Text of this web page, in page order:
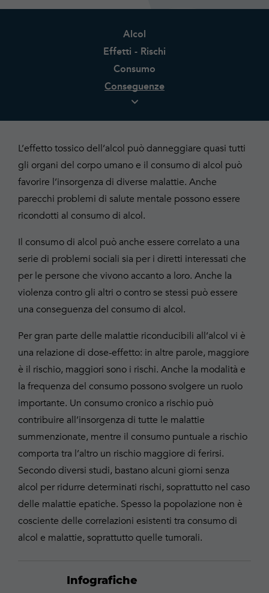
Alcol
Effetti - Rischi
Consumo
Conseguenze
L’effetto tossico dell’alcol può danneggiare quasi tutti
gli organi del corpo umano e il consumo di alcol può
favorire l’insorgenza di diverse malattie. Anche
parecchi problemi di salute mentale possono essere
ricondotti al consumo di alcol.
Il consumo di alcol può anche essere correlato a una
serie di problemi sociali sia per i diretti interessati che
per le persone che vivono accanto a loro. Anche la
violenza contro gli altri o contro se stessi può essere
una conseguenza del consumo di alcol.
Per gran parte delle malattie riconducibili all’alcol vi è
una relazione di dose-effetto: in altre parole, maggiore
è il rischio, maggiori sono i rischi. Anche la modalità e
la frequenza del consumo possono svolgere un ruolo
importante. Un consumo cronico a rischio può
contribuire all’insorgenza di tutte le malattie
summenzionate, mentre il consumo puntuale a rischio
comporta tra l’altro un rischio maggiore di ferirsi.
Secondo diversi studi, bastano alcuni giorni senza
alcol per ridurre determinati rischi, soprattutto nel caso
delle malattie epatiche. Spesso la popolazione non è
cosciente delle correlazioni esistenti tra consumo di
alcol e malattie, soprattutto quelle tumorali.
Infografiche